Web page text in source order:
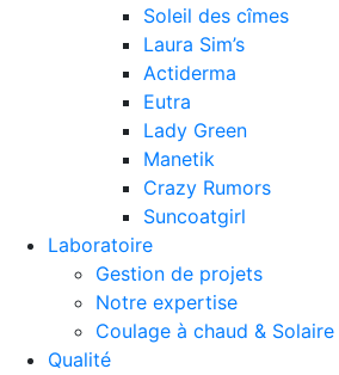
Soleil des cîmes
Laura Sim’s
Actiderma
Eutra
Lady Green
Manetik
Crazy Rumors
Suncoatgirl
Laboratoire
Gestion de projets
Notre expertise
Coulage à chaud & Solaire
Qualité